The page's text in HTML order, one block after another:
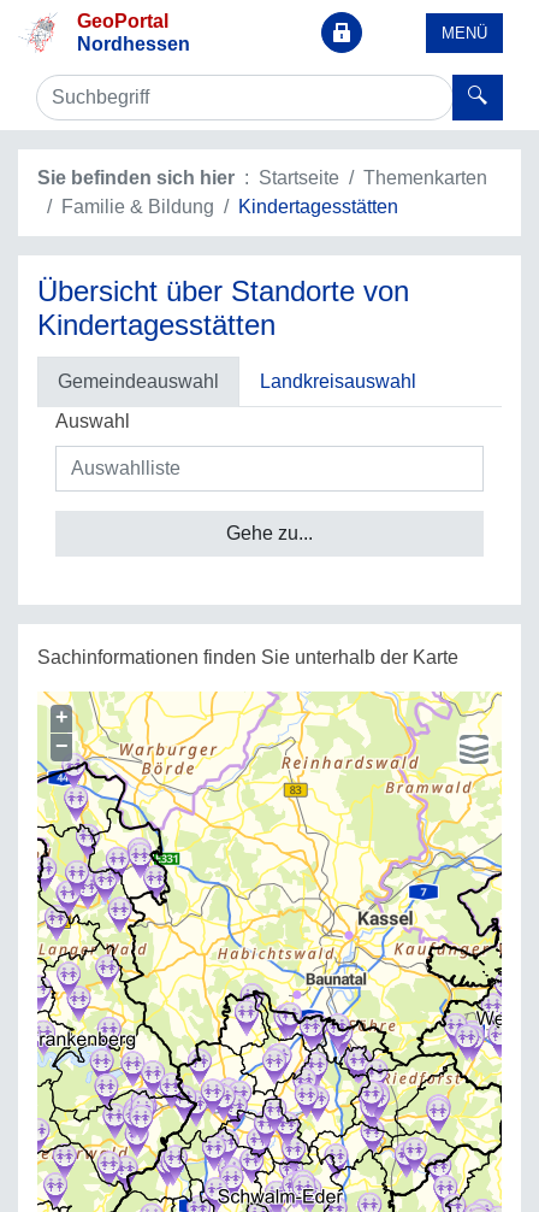
GeoPortal
Nordhessen
MENÜ
Sie befinden sich hier Startseite
Themenkarten
Familie & Bildung
Kindertagesstätten
Übersicht über Standorte von
Kindertagesstätten
Gemeindeauswahl
Landkreisauswahl
Auswahl
Gehe zu...
Sachinformationen finden Sie unterhalb der Karte
+
−